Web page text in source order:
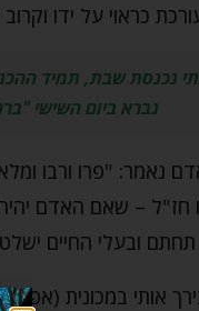
כראוי על ידו
נכנסת שבת, תמיד
נברא ביום השישי
נאמר: "פרו ורבו
– שאם האדם יהיה
תחתם ובעלי החיים
אותי במכונית